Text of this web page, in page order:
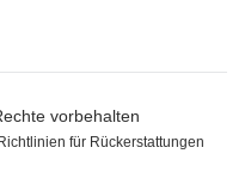
vorbehalten
Richtlinien für Rückerstattungen